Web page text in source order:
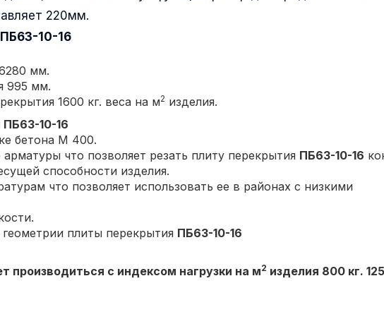
220мм.
ПБ63-10-16
мм.
995 мм.
1600 кг. веса на м2 изделия.
ПБ63-10-16
бетона М 400.
что позволяет резать плиту перекрытия ПБ63-10-16
способности изделия.
что позволяет использовать ее в районах с низкими
плиты перекрытия ПБ63-10-16
производиться с индексом нагрузки на м2 изделия 800 кг.